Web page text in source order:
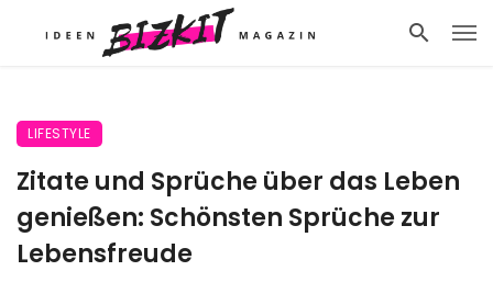
LIFESTYLE
Zitate und Sprüche über das Leben
genießen: Schönsten Sprüche zur
Lebensfreude